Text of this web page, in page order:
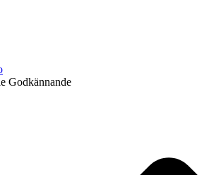
Godkännande